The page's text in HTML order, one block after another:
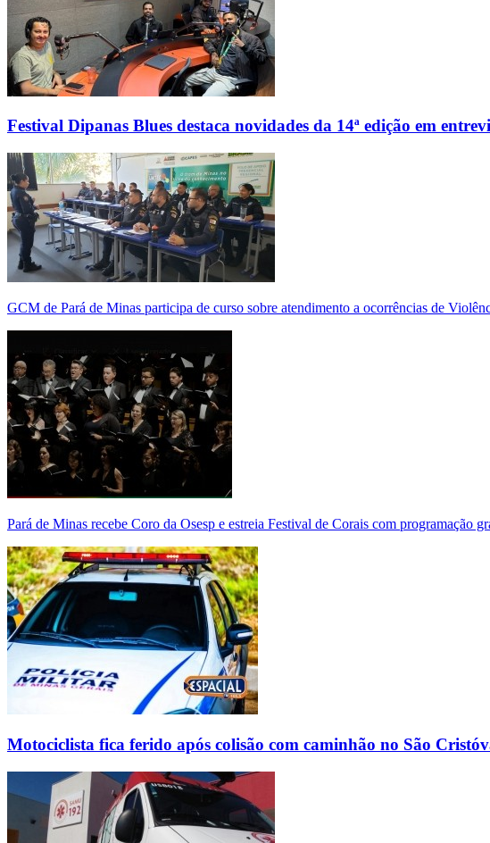
Festival Dipanas Blues destaca novidades da 14ª edição em
GCM de Pará de Minas participa de curso sobre atendimento a ocorrências de
Pará de Minas recebe Coro da Osesp e estreia Festival de Corais com programação
Motociclista fica ferido após colisão com caminhão no São